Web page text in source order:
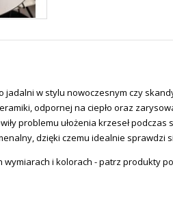
jadalni w stylu nowoczesnym czy
odpornej na ciepło oraz
problemu ułożenia krzeseł podczas
dzięki czemu idealnie sprawdzi
wymiarach i kolorach - patrz produkty